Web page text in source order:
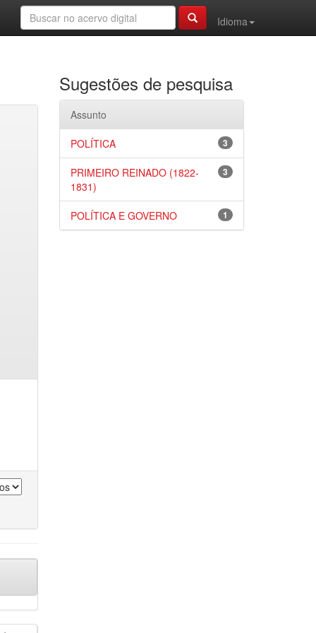
Idioma
Sugestões de pesquisa
Assunto
3
POLÍTICA
3
PRIMEIRO REINADO (1822-
1831)
1
POLÍTICA E GOVERNO